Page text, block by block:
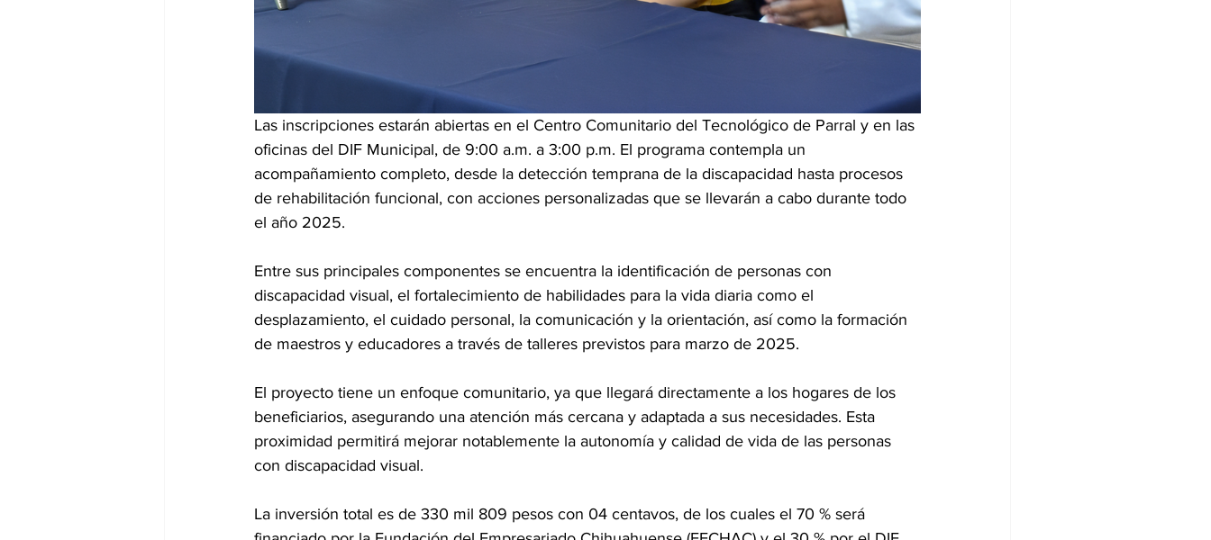
Las inscripciones estarán abiertas en el Centro Comunitario del Tecnológico de Parral y en las
oficinas del DIF Municipal, de 9:00 a.m. a 3:00 p.m. El programa contempla un
acompañamiento completo, desde la detección temprana de la discapacidad hasta procesos
de rehabilitación funcional, con acciones personalizadas que se llevarán a cabo durante todo
el año 2025.
Entre sus principales componentes se encuentra la identificación de personas con
discapacidad visual, el fortalecimiento de habilidades para la vida diaria como el
desplazamiento, el cuidado personal, la comunicación y la orientación, así como la formación
de maestros y educadores a través de talleres previstos para marzo de 2025.
El proyecto tiene un enfoque comunitario, ya que llegará directamente a los hogares de los
beneficiarios, asegurando una atención más cercana y adaptada a sus necesidades. Esta
proximidad permitirá mejorar notablemente la autonomía y calidad de vida de las personas
con discapacidad visual.
La inversión total es de 330 mil 809 pesos con 04 centavos, de los cuales el 70 % será